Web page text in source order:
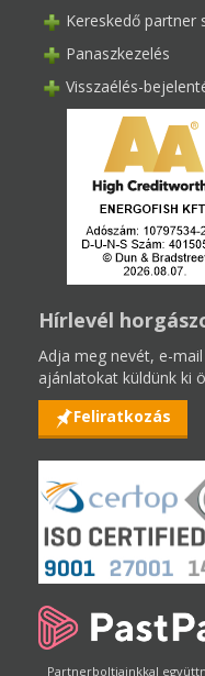
Kereskedő partner
Panaszkezelés
Visszaélés-
Hírlevél
Adja meg nevét, e-
ajánlatokat küldünk ki
Feliratkozás
Partnerboltjainkkal